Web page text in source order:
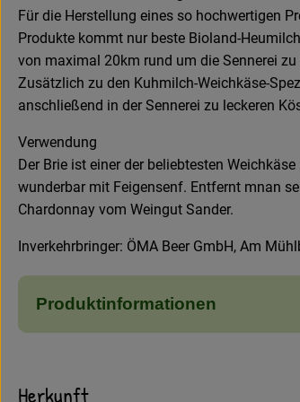
Für die Herstellung eines so hochwertigen
Produkte kommt nur beste Bioland-
von maximal 20km rund um die Sennerei
Zusätzlich zu den Kuhmilch-Weichkäse-
anschließend in der Sennerei zu leckeren
Verwendung
Der Brie ist einer der beliebtesten
wunderbar mit Feigensenf. Entfernt mnan
Chardonnay vom Weingut Sander.
Inverkehrbringer: ÖMA Beer GmbH, Am
Produktinformationen
Herkunft